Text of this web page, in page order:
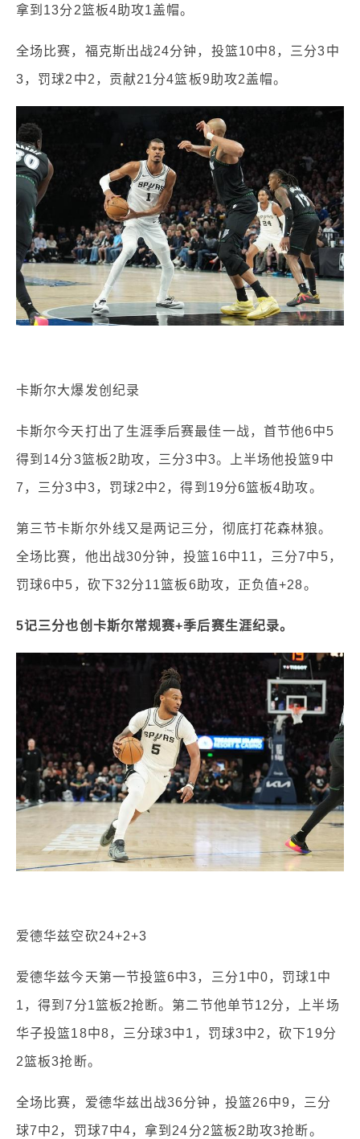
拿到13分2篮板4助攻1盖帽。
全场比赛，福克斯出战24分钟，投篮10中8，三分3中
3，罚球2中2，贡献21分4篮板9助攻2盖帽。
卡斯尔大爆发创纪录
卡斯尔今天打出了生涯季后赛最佳一战，首节他6中5
得到14分3篮板2助攻，三分3中3。上半场他投篮9中
7，三分3中3，罚球2中2，得到19分6篮板4助攻。
第三节卡斯尔外线又是两记三分，彻底打花森林狼。
全场比赛，他出战30分钟，投篮16中11，三分7中5，
罚球6中5，砍下32分11篮板6助攻，正负值+28。
5记三分也创卡斯尔常规赛+季后赛生涯纪录。
爱德华兹空砍24+2+3
爱德华兹今天第一节投篮6中3，三分1中0，罚球1中
1，得到7分1篮板2抢断。第二节他单节12分，上半场
华子投篮18中8，三分球3中1，罚球3中2，砍下19分
2篮板3抢断。
全场比赛，爱德华兹出战36分钟，投篮26中9，三分
球7中2，罚球7中4，拿到24分2篮板2助攻3抢断。